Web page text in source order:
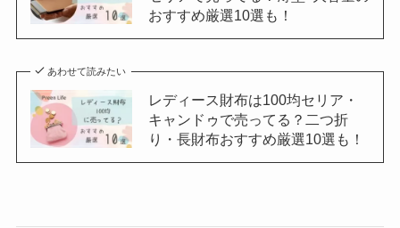
おすすめ厳選10選も！
あわせて読みたい
レディース財布は100均セリア・
キャンドゥで売ってる？二つ折
り・長財布おすすめ厳選10選も！